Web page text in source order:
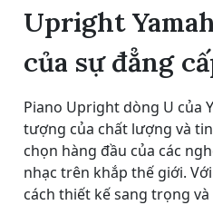
Upright
của sự đẳng
Piano Upright dòng U của
tượng của chất lượng và
chọn hàng đầu của các
nhạc trên khắp thế giới.
cách thiết kế sang trọng